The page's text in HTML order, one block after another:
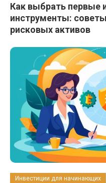
Как выбрать первые
инструменты:
рисковых активов
Инвестиции для начинающих